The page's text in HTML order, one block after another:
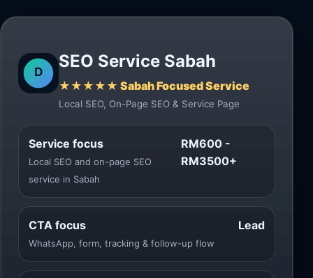
SEO Service Sabah
★★★★★ Sabah Focused Service
Local SEO, On-Page SEO & Service Page
Service focus
Local SEO and on-page SEO
service in Sabah
RM600 -
RM3500+
CTA focus
WhatsApp, form, tracking & follow-up flow
Lead